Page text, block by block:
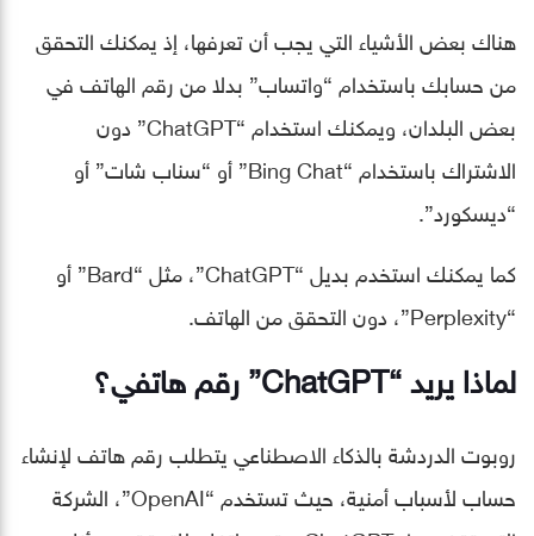
هناك بعض الأشياء التي يجب أن تعرفها، إذ يمكنك التحقق
من حسابك باستخدام “واتساب” بدلا من رقم الهاتف في
بعض البلدان، ويمكنك استخدام “ChatGPT” دون
الاشتراك باستخدام “Bing Chat” أو “سناب شات” أو
“ديسكورد”.
كما يمكنك استخدم بديل “ChatGPT”، مثل “Bard” أو
“Perplexity”، دون التحقق من الهاتف.
لماذا يريد “ChatGPT” رقم هاتفي؟
روبوت الدردشة بالذكاء الاصطناعي يتطلب رقم هاتف لإنشاء
حساب لأسباب أمنية، حيث تستخدم “OpenAI”، الشركة